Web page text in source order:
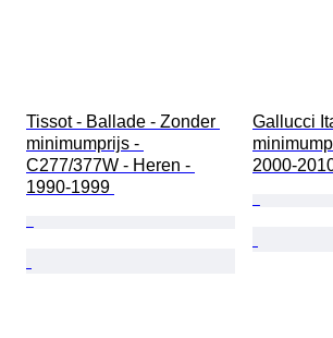
Tissot - Ballade - Zonder
minimumprijs -
C277/377W - Heren -
1990-1999
Gallucci
2000-